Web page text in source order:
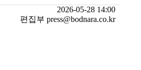
2026-05-28 14:00
편집부 press@bodnara.co.kr